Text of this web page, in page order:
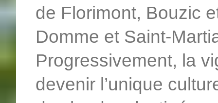
de Florimont, Bouzic
Domme et Saint-
Progressivement, la
devenir l’unique